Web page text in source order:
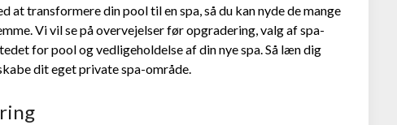
at transformere din pool til en spa, så du kan nyde de mange
Vi vil se på overvejelser før opgradering, valg af spa-
for pool og vedligeholdelse af din nye spa. Så læn dig
dit eget private spa-område.